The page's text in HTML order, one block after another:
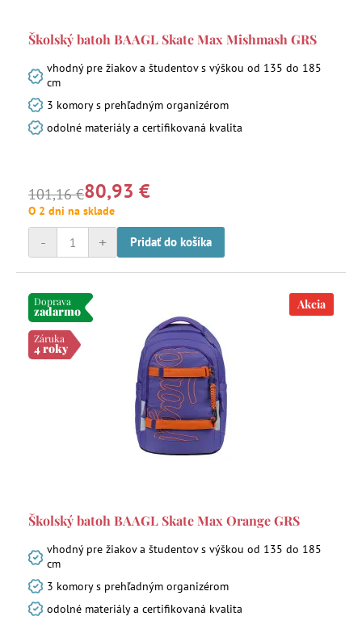
Školský batoh BAAGL Skate Max Mishmash GRS
vhodný pre žiakov a študentov s výškou od 135 do 185
cm
3 komory s prehľadným organizérom
odolné materiály a certifikovaná kvalita
101,16 €80,93 €
O 2 dni na sklade
+
- Pridať do košíka
Doprava
zadarmo
Záruka
4 roky
Akcia
Školský batoh BAAGL Skate Max Orange GRS
vhodný pre žiakov a študentov s výškou od 135 do 185
cm
3 komory s prehľadným organizérom
odolné materiály a certifikovaná kvalita